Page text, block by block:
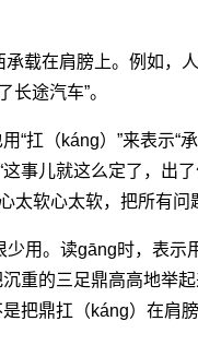
在肩膀上。例如，人
长途汽车”。
扛（káng）”来表示“
事儿就这么定了，出
太软心太软，把所有问
用。读gāng时，表示
重的三足鼎高高地举
把鼎扛（káng）在肩